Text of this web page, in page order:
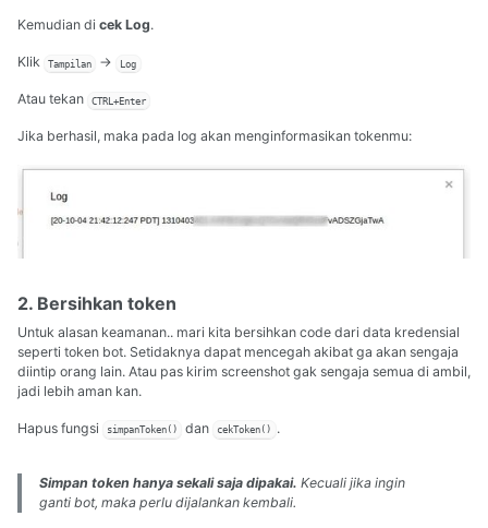
Kemudian di cek Log.
Klik Tampilan -> Log
Atau tekan CTRL+Enter
Jika berhasil, maka pada log akan menginformasikan tokenmu:
2. Bersihkan token
Untuk alasan keamanan.. mari kita bersihkan code dari data kredensial
seperti token bot. Setidaknya dapat mencegah akibat ga akan sengaja
diintip orang lain. Atau pas kirim screenshot gak sengaja semua di ambil,
jadi lebih aman kan.
Hapus fungsi simpanToken() dan cekToken() .
Simpan token hanya sekali saja dipakai. Kecuali jika ingin
ganti bot, maka perlu dijalankan kembali.